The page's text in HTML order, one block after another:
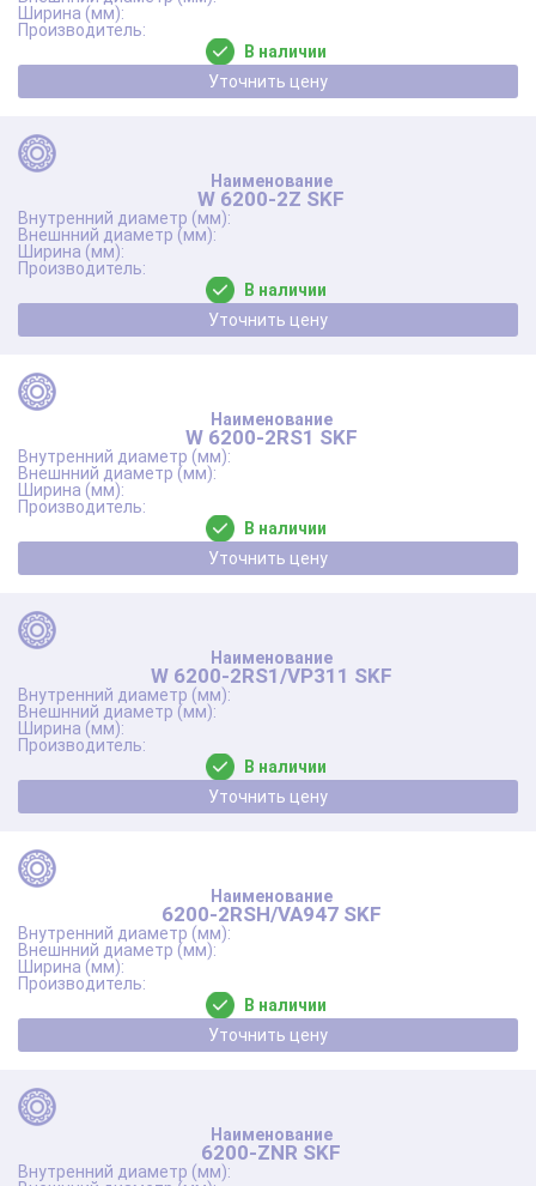
В наличии
Уточнить цену
W 6200-2Z SKF
В наличии
Уточнить цену
W 6200-2RS1 SKF
В наличии
Уточнить цену
W 6200-2RS1/VP311 SKF
В наличии
Уточнить цену
6200-2RSH/VA947 SKF
В наличии
Уточнить цену
6200-ZNR SKF